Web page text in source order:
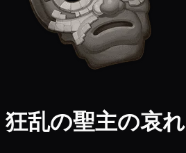
狂乱の聖主の哀れ